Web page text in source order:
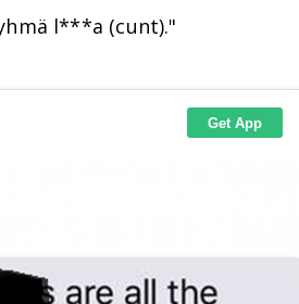
l***a (cunt)."